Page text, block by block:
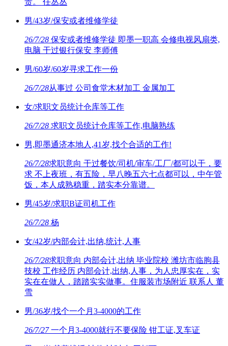
责。 任丛丛
男/43岁/保安或者维修学徒
26/7/28 保安或者维修学徒 即墨一职高 会修电视风扇类,
电脑 干过银行保安 李师傅
男/60岁/60岁寻求工作一份
26/7/28从事过 公司食堂木材加工 金属加工
女/求职文员统计仓库等工作
26/7/28 求职文员统计仓库等工作,电脑熟练
男,即墨通济本地人,41岁,找个合适的工作!
26/7/28求职意向 干过餐饮/司机/审车/工厂/都可以干，要
求 不上夜班，有五险，早八晚五六七点都可以，中午管
饭，本人成熟稳重，踏实本分靠谱。
男/45岁/求职B证司机工作
26/7/28 杨
女/42岁/内部会计,出纳,统计,人事
26/7/28求职意向 内部会计,出纳 毕业院校 潍坊市临朐县
技校 工作经历 内部会计,出纳,人事，为人忠厚实在，实
实在在做人，踏踏实实做事。住服装市场附近 联系人 董
雪
男/36岁/找个一个月3-4000的工作
26/7/27一个月3-4000就行不要保险 钳工证,叉车证